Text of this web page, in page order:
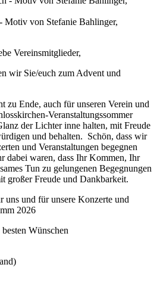
Motiv von Stefanie Bahlinger,
Vereinsmitglieder,
wir Sie/euch zum Advent und
zu Ende, auch für unseren Verein und
Veranstaltungssommer
der Lichter inne halten, mit Freude
und behalten. Schön, dass wir
und Veranstaltungen begegnen
dabei waren, dass Ihr Kommen, Ihr
Tun zu gelungenen Begegnungen
großer Freude und Dankbarkeit.
und für unsere Konzerte und
2026
Wünschen